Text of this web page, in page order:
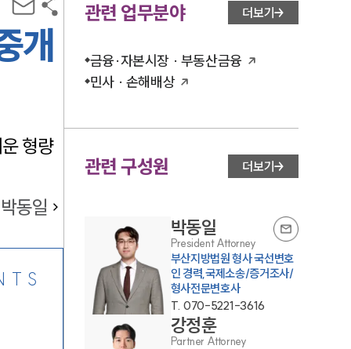
개
형량
박동일
관련 업무분야 더보기
금융·자본시장 · 부동산금융
민사 · 손해배상
관련 구성원 더보기
박동일
President Attorney
부산지방법원 형사 국선변호
인 경력,국제소송/증거조사/
형사전문변호사
T. 070-5221-3616
강정훈
Partner Attorney